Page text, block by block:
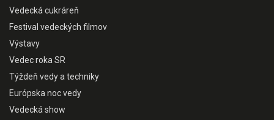
Vedecká cukráreň
Festival vedeckých filmov
Výstavy
Vedec roka SR
Týždeň vedy a techniky
Európska noc vedy
Vedecká show